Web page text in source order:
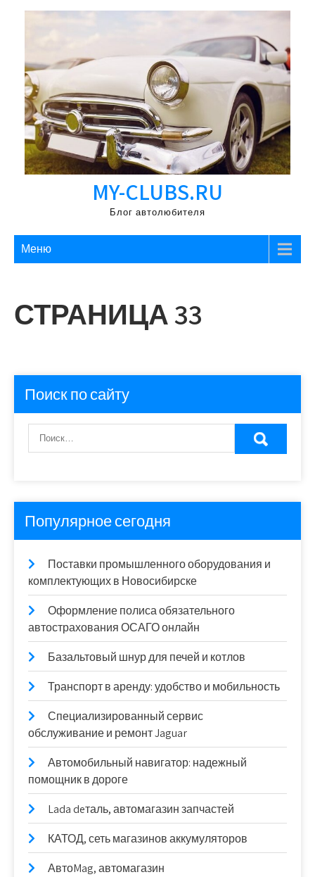
Перейти
MY-CLUBS.RU
Блог автолюбителя
Меню
СТРАНИЦА 33
Поиск по сайту
Популярное сегодня
Поставки промышленного оборудования и
комплектующих в Новосибирске
Оформление полиса обязательного
автострахования ОСАГО онлайн
Базальтовый шнур для печей и котлов
Транспорт в аренду: удобство и мобильность
Специализированный сервис
обслуживание и ремонт Jaguar
Автомобильный навигатор: надежный
помощник в дороге
Lada deталь, автомагазин запчастей
КАТОД, сеть магазинов аккумуляторов
АвтоMag, автомагазин